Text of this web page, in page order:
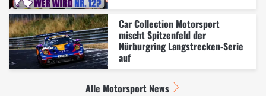
Car Collection Motorsport
mischt Spitzenfeld der
Nürburgring Langstrecken-Serie
auf
Alle Motorsport News